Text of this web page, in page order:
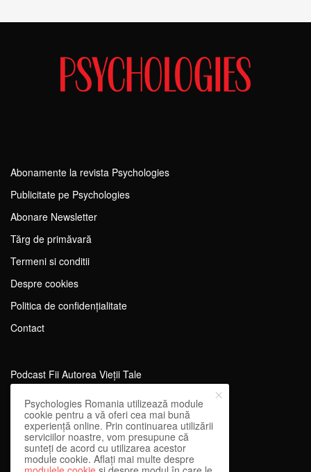
Abonamente la revista Psychologies
Publicitate pe Psychologies
Abonare Newsletter
Tărg de primăvară
Termeni si conditii
Despre cookies
Politica de confidențialitate
Contact
Podcast Fii Autorea Vieții Tale
Evenimente Fii Autoarea Vieții Tale!
SportEdu
Antrenament Mental pentru Sportivi
Learning Network
Psychologies Romania utilizează module
cookie pentru a vă oferi cea mai bună
experiență online. Prin continuarea utilizării
serviciilor noastre, vom presupune că
sunteți de acord cu utilizarea acestor
module cookie. Aflați mai multe despre